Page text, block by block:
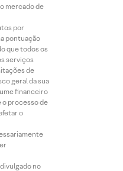
mercado de
por
pontuação
que todos os
serviços
de
geral da sua
financeiro
o processo de
o
no